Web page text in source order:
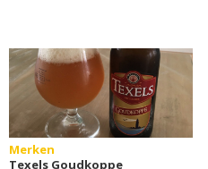
Merken
Texels Goudkoppe